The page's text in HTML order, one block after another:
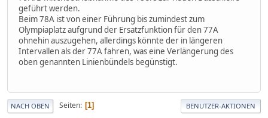
geführt werden.
Beim 78A ist von einer Führung bis zumindest zum
Olympiaplatz aufgrund der Ersatzfunktion für den 77A
ohnehin auszugehen, allerdings könnte der in längeren
Intervallen als der 77A fahren, was eine Verlängerung des
oben genannten Linienbündels begünstigt.
NACH OBEN Seiten 1 BENUTZER-AKTIONEN